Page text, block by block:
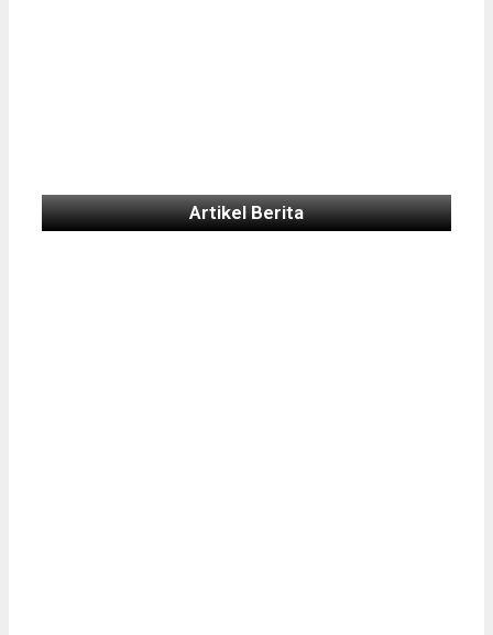
Artikel Berita